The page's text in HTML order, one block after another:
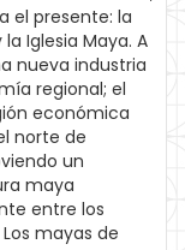
el presente: la
Iglesia Maya. A
nueva industria
regional; el
económica
norte de
un
maya
entre los
mayas de